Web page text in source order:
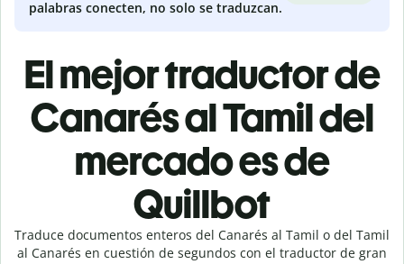
palabras conecten, no solo se traduzcan.
El mejor traductor de
Canarés al Tamil del
mercado es de
Quillbot
Traduce documentos enteros del Canarés al Tamil o del Tamil
al Canarés en cuestión de segundos con el traductor de gran